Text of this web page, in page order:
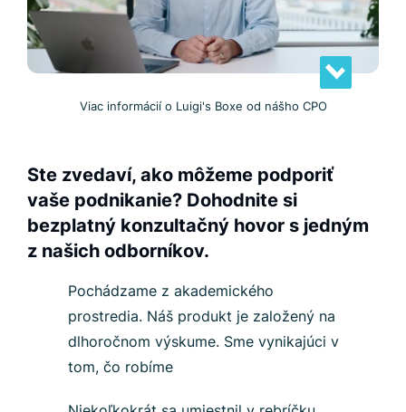
Viac informácií o Luigi's Boxe od nášho CPO
Ste zvedaví, ako môžeme podporiť
vaše podnikanie? Dohodnite si
bezplatný konzultačný hovor s jedným
z našich odborníkov.
Pochádzame z akademického
prostredia. Náš produkt je založený na
dlhoročnom výskume. Sme vynikajúci v
tom, čo robíme